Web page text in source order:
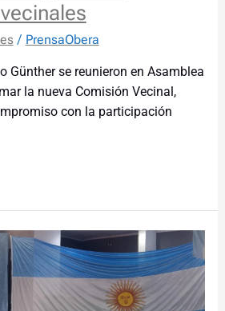
/ PrensaObera
Günther se reunieron en Asamblea
la nueva Comisión Vecinal,
con la participación